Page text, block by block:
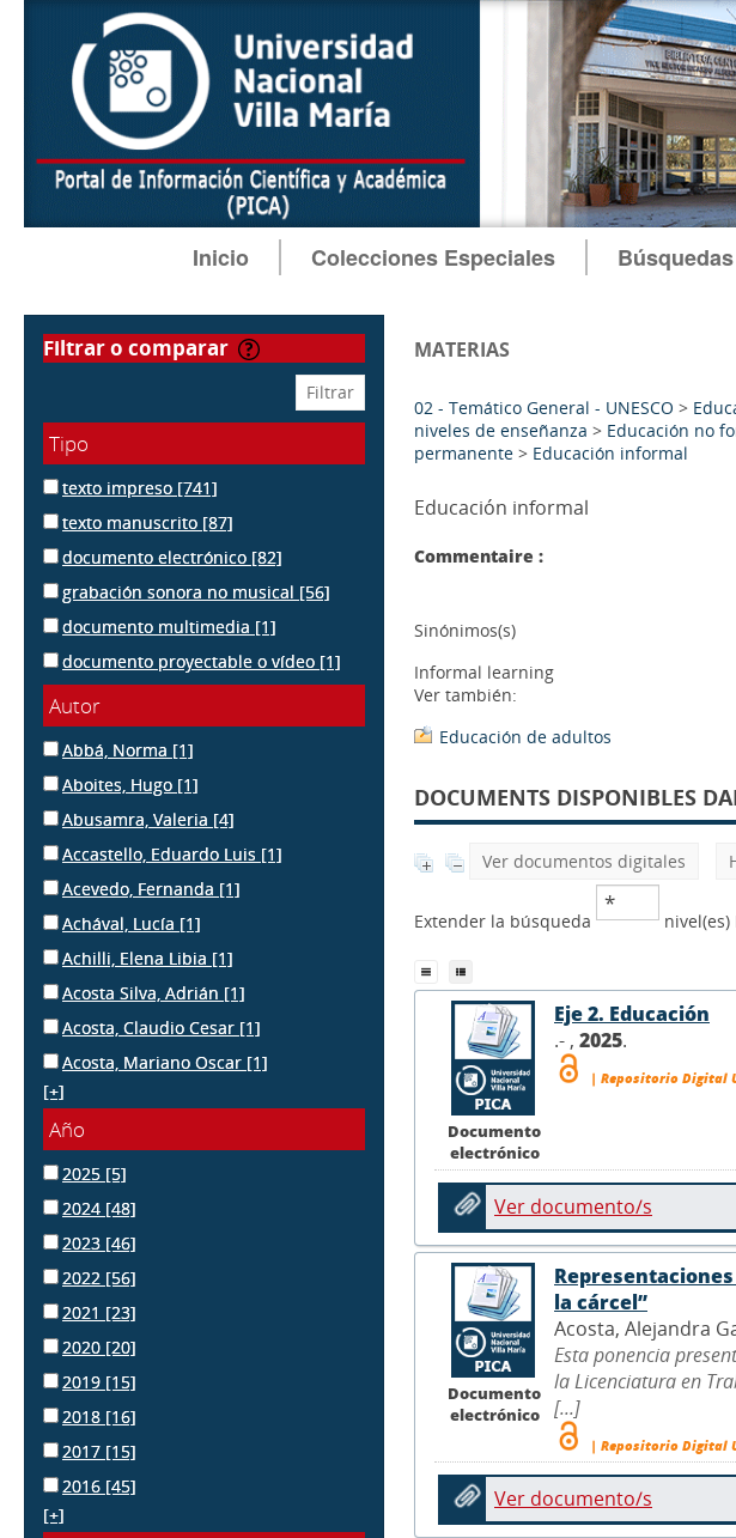
Inicio Colecciones Especiales Búsquedas
filtrar o comparar
Tipo
texto impreso [741]
texto manuscrito [87]
documento electrónico [82]
grabación sonora no musical [56]
documento multimedia [1]
documento proyectable o vídeo [1]
Autor
Abbá, Norma [1]
Aboites, Hugo [1]
Abusamra, Valeria [4]
Accastello, Eduardo Luis [1]
Acevedo, Fernanda [1]
Achával, Lucía [1]
Achilli, Elena Libia [1]
Acosta Silva, Adrián [1]
Acosta, Claudio Cesar [1]
Acosta, Mariano Oscar [1]
[+]
Año
2025 [5]
2024 [48]
2023 [46]
2022 [56]
2021 [23]
2020 [20]
2019 [15]
2018 [16]
2017 [15]
2016 [45]
[+]
MATERIAS
02 - Temático General - UNESCO >
niveles de enseñanza > Educación no
permanente > Educación informal
Educación informal
Commentaire :
Sinónimos(s)
Informal learning
Ver también:
Educación de adultos
DOCUMENTS DISPONIBLES
Ver documentos digitales
Extender la búsqueda
Documento
electrónico
Eje 2. Educación
.- , 2025.
| Repositorio Digital
Ver documento/s
Documento
electrónico
la cárcel”
Acosta, Alejandra
Esta ponencia
la Licenciatura en
[...]
| Repositorio Digital
Ver documento/s